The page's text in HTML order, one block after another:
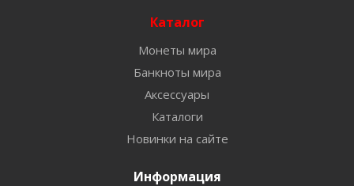
Каталог
Монеты мира
Банкноты мира
Аксессуары
Каталоги
Новинки на сайте
Информация